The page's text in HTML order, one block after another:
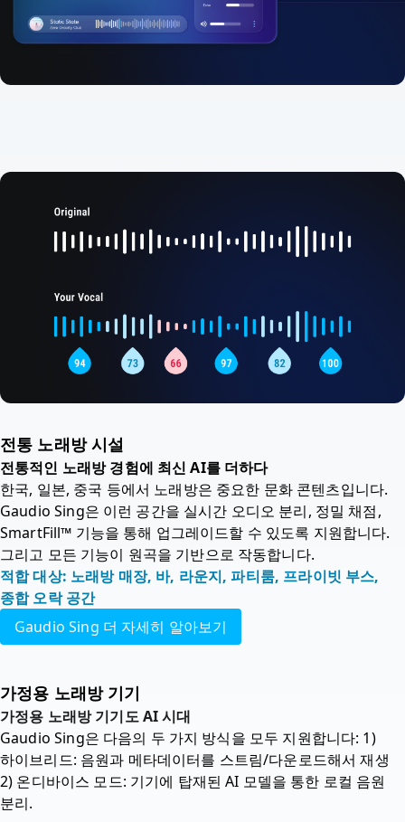
전통 노래방 시설
전통적인 노래방 경험에 최신 AI를 더하다
한국, 일본, 중국 등에서 노래방은 중요한 문화 콘텐츠입니다.
Gaudio Sing은 이런 공간을 실시간 오디오 분리, 정밀 채점,
SmartFill™ 기능을 통해 업그레이드할 수 있도록 지원합니다.
그리고 모든 기능이 원곡을 기반으로 작동합니다.
적합 대상: 노래방 매장, 바, 라운지, 파티룸, 프라이빗 부스,
종합 오락 공간
Gaudio Sing 더 자세히 알아보기
가정용 노래방 기기
가정용 노래방 기기도 AI 시대
Gaudio Sing은 다음의 두 가지 방식을 모두 지원합니다: 1)
하이브리드: 음원과 메타데이터를 스트림/다운로드해서 재생
2) 온디바이스 모드: 기기에 탑재된 AI 모델을 통한 로컬 음원
분리.